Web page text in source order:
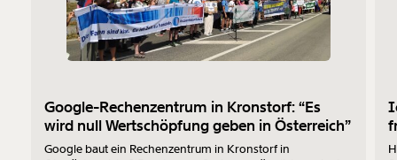
Google-Rechenzentrum in Kronstorf: “Es
wird null Wertschöpfung geben in Österreich”
Google baut ein Rechenzentrum in Kronstorf in